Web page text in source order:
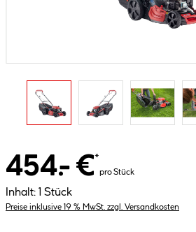
454.- €*
pro Stück
Inhalt: 1 Stück
Preise inklusive 19 % MwSt. zzgl. Versandkosten